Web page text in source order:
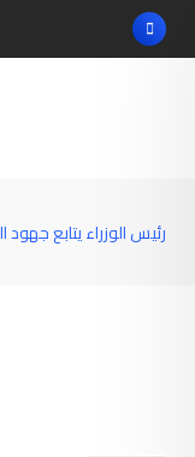
Skip
to
رئيس الوزراء يتابع